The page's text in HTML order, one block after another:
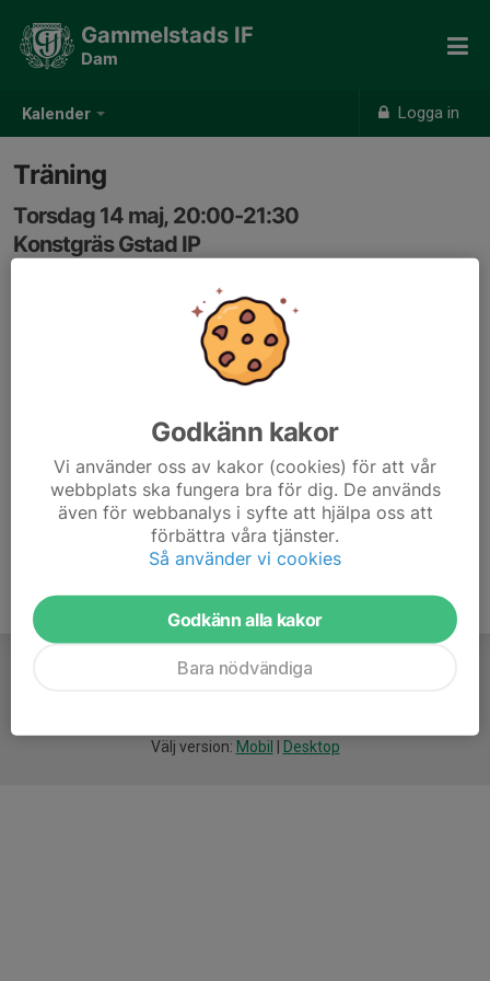
Kalender Logga in
Gammelstads IF
Dam
Träning
Torsdag 14 maj, 20:00-21:30
Konstgräs Gstad IP
Välj version: Mobil Desktop
Godkänn kakor
Vi använder oss av kakor (cookies) för att vår
webbplats ska fungera bra för dig. De används
även för webbanalys i syfte att hjälpa oss att
förbättra våra tjänster.
Så använder vi cookies
Godkänn alla kakor
Bara nödvändiga